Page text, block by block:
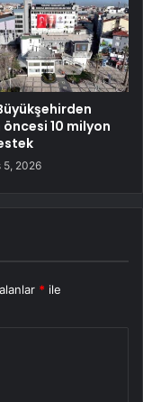
10 milyon
5, 2026
* ile